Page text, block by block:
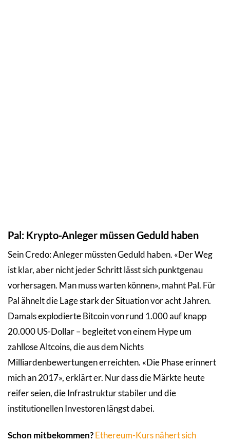
Pal: Krypto-Anleger müssen Geduld haben
Sein Credo: Anleger müssten Geduld haben. «Der Weg
ist klar, aber nicht jeder Schritt lässt sich punktgenau
vorhersagen. Man muss warten können», mahnt Pal. Für
Pal ähnelt die Lage stark der Situation vor acht Jahren.
Damals explodierte Bitcoin von rund 1.000 auf knapp
20.000 US-Dollar – begleitet von einem Hype um
zahllose Altcoins, die aus dem Nichts
Milliardenbewertungen erreichten. «Die Phase erinnert
mich an 2017», erklärt er. Nur dass die Märkte heute
reifer seien, die Infrastruktur stabiler und die
institutionellen Investoren längst dabei.
Schon mitbekommen?Ethereum-Kurs nähert sich